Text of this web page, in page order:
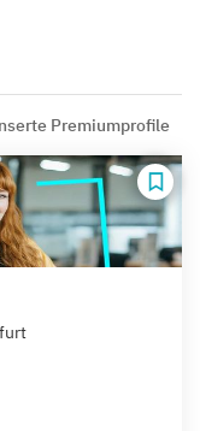
Premiumprofile